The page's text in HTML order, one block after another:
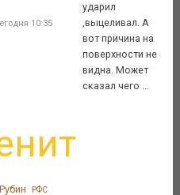
10:35
ударил
,выцеливал. А
вот причина на
поверхности не
видна. Может
сказал чего ...
Рубин РФС